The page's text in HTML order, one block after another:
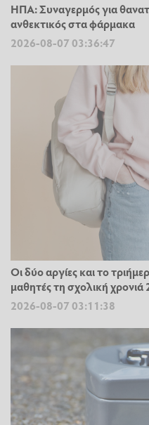
ΗΠΑ: Συναγερμός για
ανθεκτικός στα φάρμακα
2026-08-07 03:36:47
Οι δύο αργίες και το
μαθητές τη σχολική
2026-08-07 03:11:38